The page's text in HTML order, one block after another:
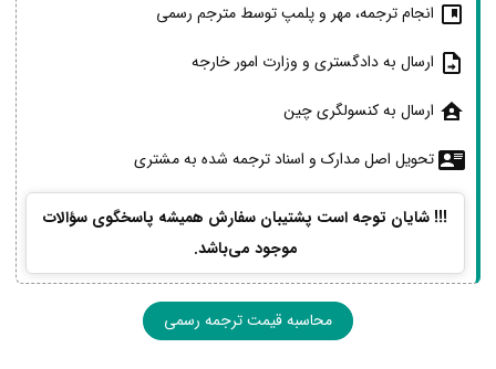
انجام ترجمه، مهر و پلمپ توسط مترجم رسمی
ارسال به دادگستری و وزارت امور خارجه
ارسال به کنسولگری چین
تحویل اصل مدارک و اسناد ترجمه شده به مشتری
!!! شایان توجه است پشتیبان سفارش همیشه پاسخگوی سؤالات
موجود می‌باشد.
محاسبه قیمت ترجمه رسمی